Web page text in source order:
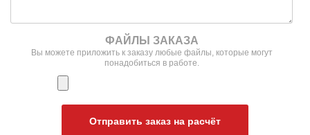
ФАЙЛЫ ЗАКАЗА
Вы можете приложить к заказу любые файлы, которые могут
понадобиться в работе.
Отправить заказ на расчёт